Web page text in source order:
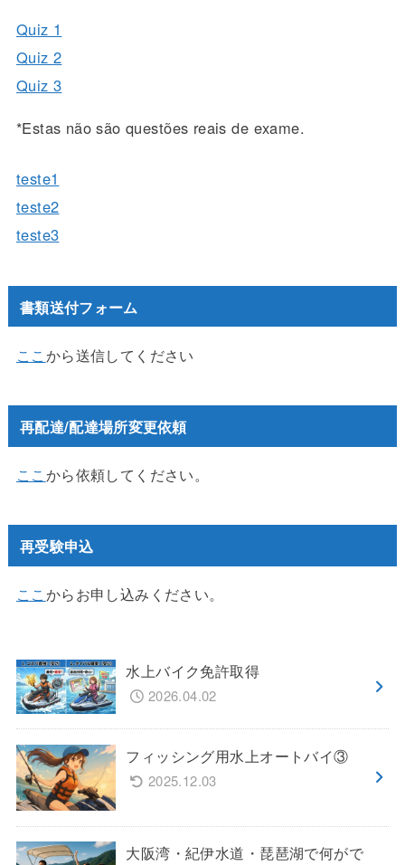
Quiz 1
Quiz 2
Quiz 3
*Estas não são questões reais de exame.
teste1
teste2
teste3
書類送付フォーム
ここから送信してください
再配達/配達場所変更依頼
ここから依頼してください。
再受験申込
ここからお申し込みください。
水上バイク免許取得
2026.04.02
フィッシング用水上オートバイ③
2025.12.03
大阪湾・紀伊水道・琵琶湖で何がで